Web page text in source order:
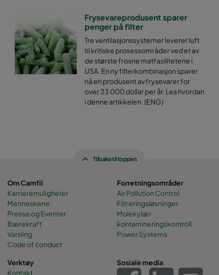
Frysevareprodusent sparer
penger på filter
Tre ventilasjonssystemer leverer luft
til kritiske prosessområder ved et av
de største frosne matfasilitetene i
USA. En ny filterkombinasjon sparer
nå en produsent av frysevarer for
over 33 000 dollar per år. Les hvordan
i denne artikkelen. (ENG)
Tilbake til toppen
Om Camfil
Karrieremuligheter
Menneskene
Presse og Eventer
Bærekraft
Varsling
Code of conduct
Forretningsområder
Air Pollution Control
Filtreringsløsninger
Molekylær
kontamineringskontroll
Power Systems
Verktøy
Kontakt
Sosiale media